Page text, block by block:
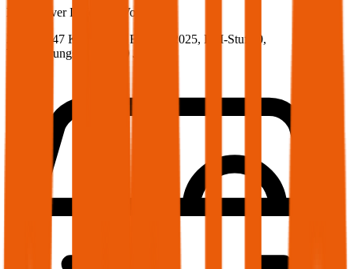
Land RoverDefender, Vollkasko
200 PS/147 KW, diesel, Baujahr 2025, BM-Stufe 0,
Versicherungsnehmer 30 Jahre